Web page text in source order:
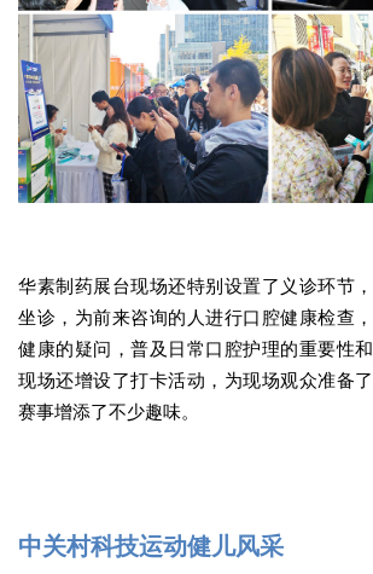
华素制药展台现场还特别设置了义诊环节
坐诊，为前来咨询的人进行口腔健康检查
健康的疑问，普及日常口腔护理的重要性
现场还增设了打卡活动，为现场观众准备
赛事增添了不少趣味。
中关村科技运动健儿风采